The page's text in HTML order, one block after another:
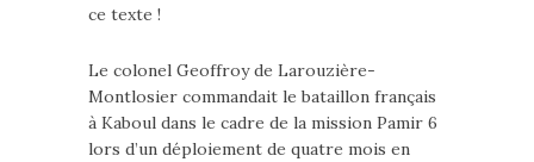
ce texte !
Le colonel Geoffroy de Larouzière-
Montlosier commandait le bataillon français
à Kaboul dans le cadre de la mission Pamir 6
lors d’un déploiement de quatre mois en